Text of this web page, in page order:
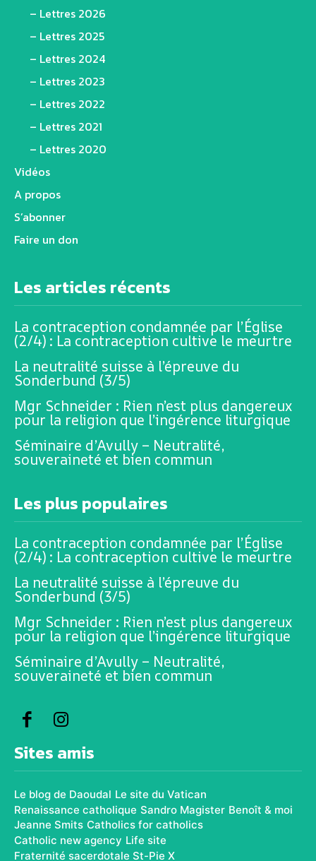
– Lettres 2026
– Lettres 2025
– Lettres 2024
– Lettres 2023
– Lettres 2022
– Lettres 2021
– Lettres 2020
Vidéos
A propos
S’abonner
Faire un don
Les articles récents
La contraception condamnée par l’Église
(2/4) : La contraception cultive le meurtre
La neutralité suisse à l’épreuve du
Sonderbund (3/5)
Mgr Schneider : Rien n’est plus dangereux
pour la religion que l’ingérence liturgique
Séminaire d’Avully – Neutralité,
souveraineté et bien commun
Les plus populaires
La contraception condamnée par l’Église
(2/4) : La contraception cultive le meurtre
La neutralité suisse à l’épreuve du
Sonderbund (3/5)
Mgr Schneider : Rien n’est plus dangereux
pour la religion que l’ingérence liturgique
Séminaire d’Avully – Neutralité,
souveraineté et bien commun
Sites amis
Le blog de Daoudal Le site du Vatican
Renaissance catholique Sandro Magister Benoît & moi
Jeanne Smits Catholics for catholics
Catholic new agency Life site
Fraternité sacerdotale St-Pie X